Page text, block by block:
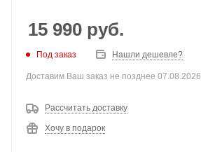
15 990 руб.
Под заказ Нашли дешевле?
Доставим Ваш заказ не позднее 07.08.2026
Рассчитать доставку
Хочу в подарок